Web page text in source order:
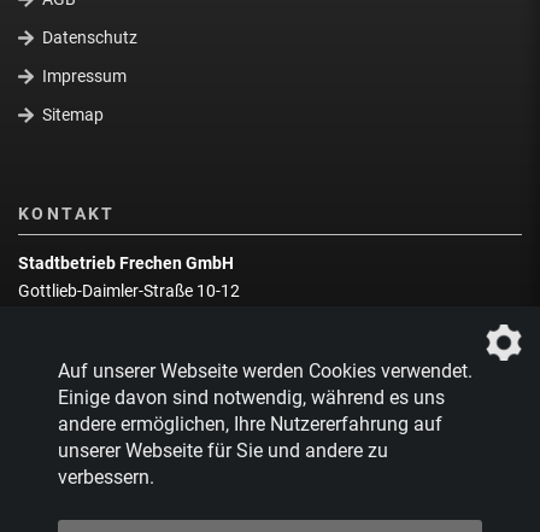
Datenschutz
Impressum
Sitemap
KONTAKT
Stadtbetrieb Frechen GmbH
Gottlieb-Daimler-Straße 10-12
Zentrale:02234 9217-0
Abfallberatung:02234 9217-17
Auf unserer Webseite werden Cookies verwendet.
Einige davon sind notwendig, während es uns
andere ermöglichen, Ihre Nutzererfahrung auf
unserer Webseite für Sie und andere zu
verbessern.